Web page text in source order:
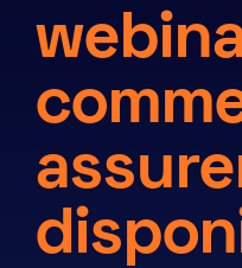
Contactez-nous
Ressources
Partenaires